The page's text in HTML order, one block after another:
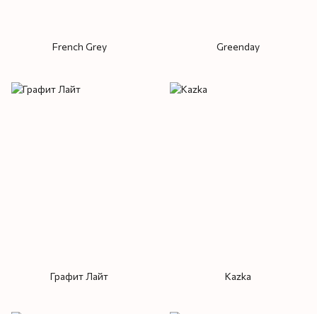
French Grey Greenday
Графит Лайт Kazka